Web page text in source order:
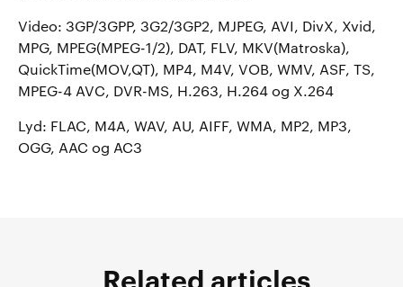
Video: 3GP/3GPP, 3G2/3GP2, MJPEG, AVI, DivX, Xvid,
MPG, MPEG(MPEG-1/2), DAT, FLV, MKV(Matroska),
QuickTime(MOV,QT), MP4, M4V, VOB, WMV, ASF, TS,
MPEG-4 AVC, DVR-MS, H.263, H.264 og X.264
Lyd: FLAC, M4A, WAV, AU, AIFF, WMA, MP2, MP3,
OGG, AAC og AC3
Related articles